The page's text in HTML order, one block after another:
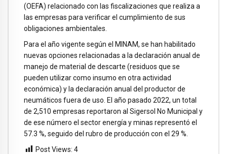
(OEFA) relacionado con las fiscalizaciones que realiza a
las empresas para verificar el cumplimiento de sus
obligaciones ambientales.
Para el año vigente según el MINAM, se han habilitado
nuevas opciones relacionadas a la declaración anual de
manejo de material de descarte (residuos que se
pueden utilizar como insumo en otra actividad
económica) y la declaración anual del productor de
neumáticos fuera de uso. El año pasado 2022, un total
de 2,510 empresas reportaron al Sigersol No Municipal y
de ese número el sector energía y minas representó el
57.3 %, seguido del rubro de producción con el 29 %.
Post Views: 4